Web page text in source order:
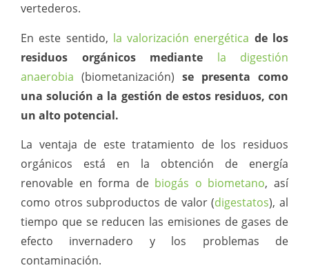
vertederos.
En este sentido, la valorización energética de los
residuos orgánicos mediante
la digestión
anaerobia (biometanización) se presenta como
una solución a la gestión de estos residuos, con
un alto potencial.
La ventaja de este tratamiento de los residuos
orgánicos está en la obtención de energía
renovable en forma de biogás o biometano, así
como otros subproductos de valor (digestatos), al
tiempo que se reducen las emisiones de gases de
efecto invernadero y los problemas de
contaminación.